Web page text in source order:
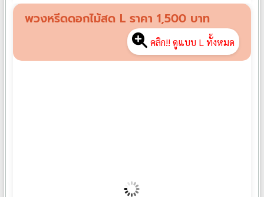
พวงหรีดดอกไม้สด L ราคา 1,500 บาท
คลิก!! ดูแบบ L ทั้งหมด